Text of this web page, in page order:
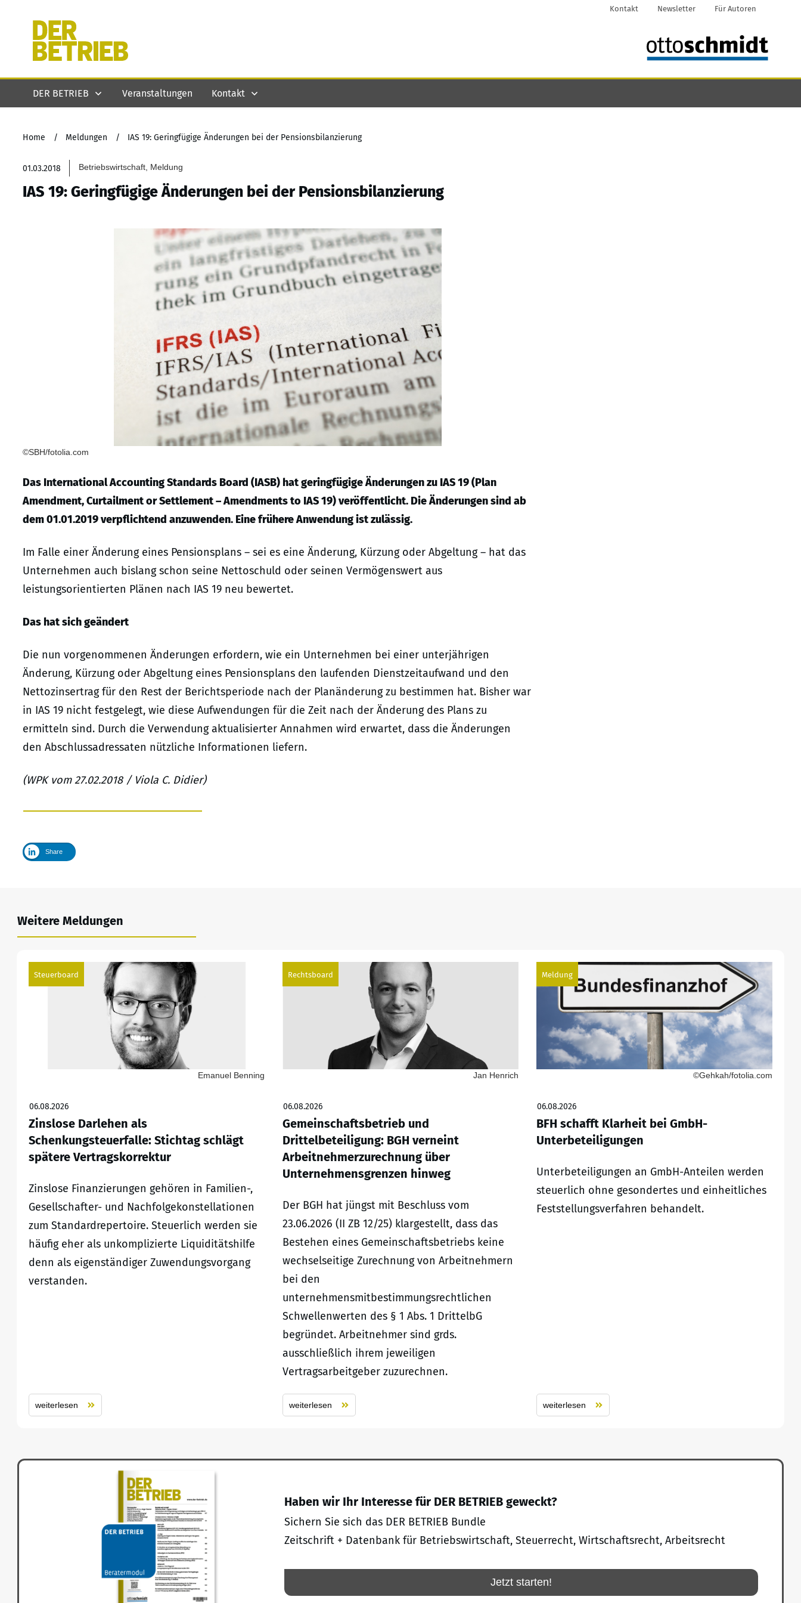
Kontakt Newsletter Für Autoren
DER BETRIEB Veranstaltungen Kontakt
Home / Meldungen / IAS 19: Geringfügige Änderungen bei der Pensionsbilanzierung
01.03.2018 Betriebswirtschaft, Meldung
IAS 19: Geringfügige Änderungen bei der Pensionsbilanzierung
©SBH/fotolia.com
Das International Accounting Standards Board (IASB) hat geringfügige Änderungen zu IAS 19 (Plan
Amendment, Curtailment or Settlement – Amendments to IAS 19) veröffentlicht. Die Änderungen sind ab
dem 01.01.2019 verpflichtend anzuwenden. Eine frühere Anwendung ist zulässig.
Im Falle einer Änderung eines Pensionsplans – sei es eine Änderung, Kürzung oder Abgeltung – hat das
Unternehmen auch bislang schon seine Nettoschuld oder seinen Vermögenswert aus
leistungsorientierten Plänen nach IAS 19 neu bewertet.
Das hat sich geändert
Die nun vorgenommenen Änderungen erfordern, wie ein Unternehmen bei einer unterjährigen
Änderung, Kürzung oder Abgeltung eines Pensionsplans den laufenden Dienstzeitaufwand und den
Nettozinsertrag für den Rest der Berichtsperiode nach der Planänderung zu bestimmen hat. Bisher war
in IAS 19 nicht festgelegt, wie diese Aufwendungen für die Zeit nach der Änderung des Plans zu
ermitteln sind. Durch die Verwendung aktualisierter Annahmen wird erwartet, dass die Änderungen
den Abschlussadressaten nützliche Informationen liefern.
(WPK vom 27.02.2018 / Viola C. Didier)
Share
Weitere Meldungen
Steuerboard
Emanuel Benning
06.08.2026
Zinslose Darlehen als
Schenkungsteuerfalle: Stichtag schlägt
spätere Vertragskorrektur
Zinslose Finanzierungen gehören in Familien-,
Gesellschafter- und Nachfolgekonstellationen
zum Standardrepertoire. Steuerlich werden sie
häufig eher als unkomplizierte Liquiditätshilfe
denn als eigenständiger Zuwendungsvorgang
verstanden.
weiterlesen
Rechtsboard
Jan Henrich
06.08.2026
Gemeinschaftsbetrieb und
Drittelbeteiligung: BGH verneint
Arbeitnehmerzurechnung über
Unternehmensgrenzen hinweg
Der BGH hat jüngst mit Beschluss vom
23.06.2026 (II ZB 12/25) klargestellt, dass das
Bestehen eines Gemeinschaftsbetriebs keine
wechselseitige Zurechnung von Arbeitnehmern
bei den
unternehmensmitbestimmungsrechtlichen
Schwellenwerten des § 1 Abs. 1 DrittelbG
begründet. Arbeitnehmer sind grds.
ausschließlich ihrem jeweiligen
Vertragsarbeitgeber zuzurechnen.
weiterlesen
Meldung
©Gehkah/fotolia.com
06.08.2026
BFH schafft Klarheit bei GmbH-
Unterbeteiligungen
Unterbeteiligungen an GmbH-Anteilen werden
steuerlich ohne gesondertes und einheitliches
Feststellungsverfahren behandelt.
weiterlesen
Haben wir Ihr Interesse für DER BETRIEB geweckt?
Sichern Sie sich das DER BETRIEB Bundle
Zeitschrift + Datenbank für Betriebswirtschaft, Steuerrecht, Wirtschaftsrecht, Arbeitsrecht
Jetzt starten!